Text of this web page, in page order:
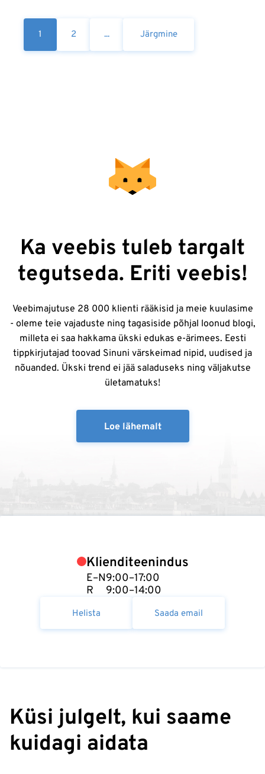
1 2 ... Järgmine
Ka veebis tuleb targalt
tegutseda. Eriti veebis!
Veebimajutuse 28 000 klienti rääkisid ja meie kuulasime
- oleme teie vajaduste ning tagasiside põhjal loonud blogi,
milleta ei saa hakkama ükski edukas e-ärimees. Eesti
tippkirjutajad toovad Sinuni värskeimad nipid, uudised ja
nõuanded. Ükski trend ei jää saladuseks ning väljakutse
ületamatuks!
Loe lähemalt
Klienditeenindus
E–N
R
9:00–17:00
9:00–14:00
Helista Saada email
Küsi julgelt, kui saame
kuidagi aidata